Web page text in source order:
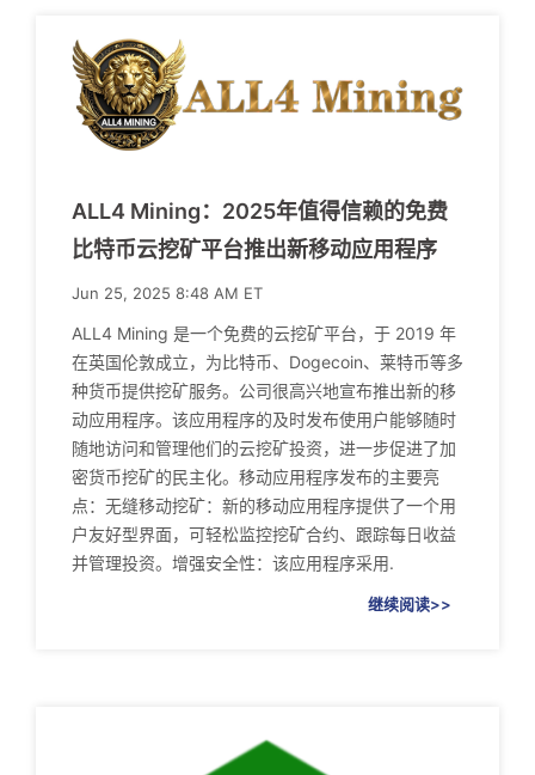
ALL4 Mining：2025年值得信赖的免费
比特币云挖矿平台推出新移动应用程序
Jun 25, 2025 8:48 AM ET
ALL4 Mining 是一个免费的云挖矿平台，于 2019 年
在英国伦敦成立，为比特币、Dogecoin、莱特币等多
种货币提供挖矿服务。公司很高兴地宣布推出新的移
动应用程序。该应用程序的及时发布使用户能够随时
随地访问和管理他们的云挖矿投资，进一步促进了加
密货币挖矿的民主化。移动应用程序发布的主要亮
点：无缝移动挖矿：新的移动应用程序提供了一个用
户友好型界面，可轻松监控挖矿合约、跟踪每日收益
并管理投资。增强安全性：该应用程序采用.
继续阅读>>